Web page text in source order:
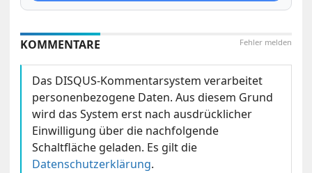
Fehler melden
KOMMENTARE
Das DISQUS-Kommentarsystem verarbeitet
personenbezogene Daten. Aus diesem Grund
wird das System erst nach ausdrücklicher
Einwilligung über die nachfolgende
Schaltfläche geladen. Es gilt die
Datenschutzerklärung.